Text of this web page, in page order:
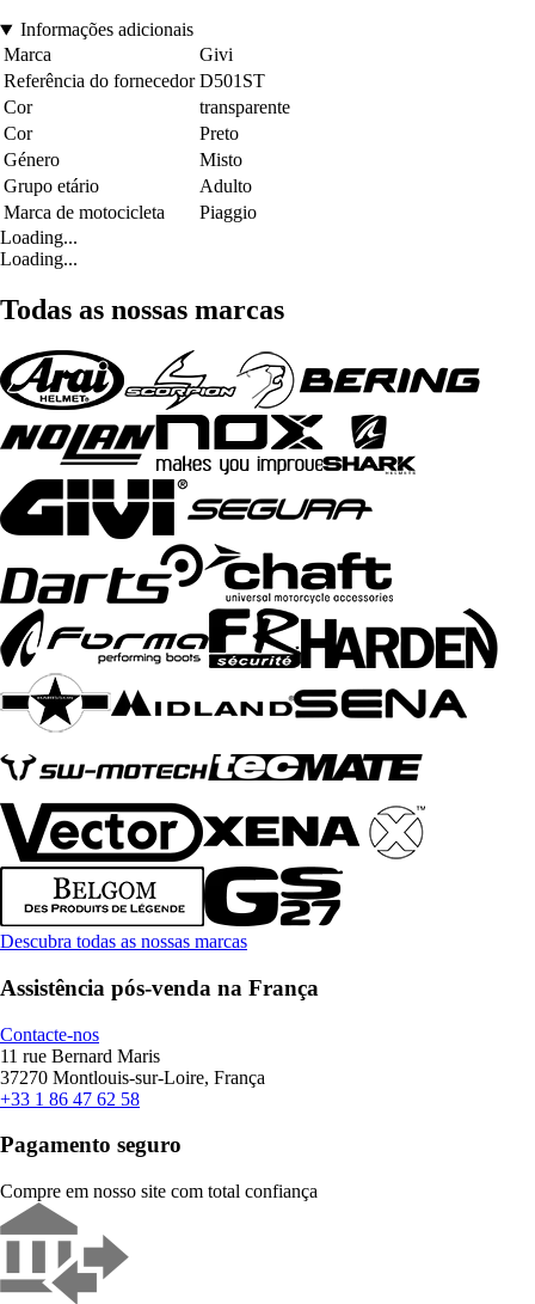
Informações adicionais
Marca
Givi
Referência do fornecedor D501ST
Cor
transparente
Cor
Preto
Género
Misto
Grupo etário
Adulto
Marca de motocicleta
Piaggio
Loading...
Loading...
Todas as nossas marcas
Descubra todas as nossas marcas
Assistência pós-venda na França
Contacte-nos
11 rue Bernard Maris
37270 Montlouis-sur-Loire, França
+33 1 86 47 62 58
Pagamento seguro
Compre em nosso site com total confiança